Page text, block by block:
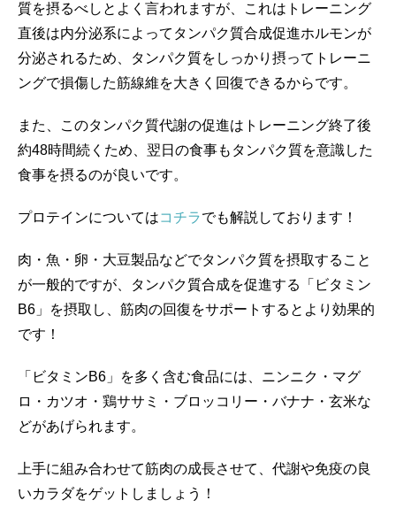
質を摂るべしとよく言われますが、これはトレーニング
直後は内分泌系によってタンパク質合成促進ホルモンが
分泌されるため、タンパク質をしっかり摂ってトレーニ
ングで損傷した筋線維を大きく回復できるからです。
また、このタンパク質代謝の促進はトレーニング終了後
約48時間続くため、翌日の食事もタンパク質を意識した
食事を摂るのが良いです。
プロテインについてはコチラでも解説しております！
肉・魚・卵・大豆製品などでタンパク質を摂取すること
が一般的ですが、タンパク質合成を促進する「ビタミン
B6」を摂取し、筋肉の回復をサポートするとより効果的
です！
「ビタミンB6」を多く含む食品には、ニンニク・マグ
ロ・カツオ・鶏ササミ・ブロッコリー・バナナ・玄米な
どがあげられます。
上手に組み合わせて筋肉の成長させて、代謝や免疫の良
いカラダをゲットしましょう！